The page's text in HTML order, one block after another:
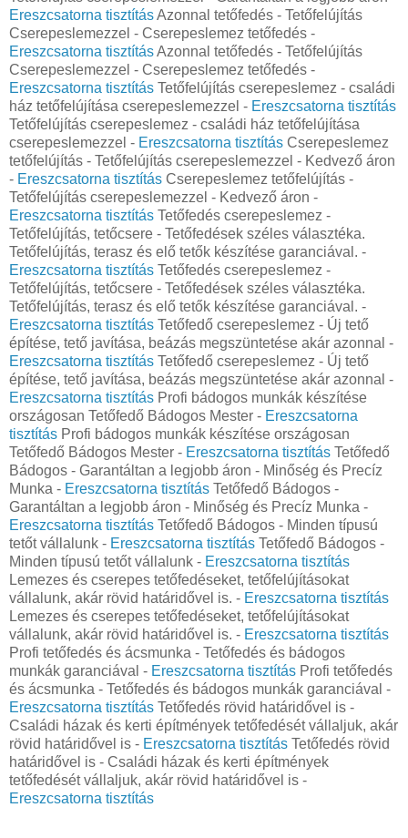
Ereszcsatorna tisztításAzonnal tetőfedés - Tetőfelújítás
Cserepeslemezzel - Cserepeslemez tetőfedés -
Ereszcsatorna tisztításAzonnal tetőfedés - Tetőfelújítás
Cserepeslemezzel - Cserepeslemez tetőfedés -
Ereszcsatorna tisztítás Tetőfelújítás cserepeslemez - családi
ház tetőfelújítása cserepeslemezzel - Ereszcsatorna tisztítás
Tetőfelújítás cserepeslemez - családi ház tetőfelújítása
cserepeslemezzel - Ereszcsatorna tisztítás Cserepeslemez
tetőfelújítás - Tetőfelújítás cserepeslemezzel - Kedvező áron
- Ereszcsatorna tisztítás Cserepeslemez tetőfelújítás -
Tetőfelújítás cserepeslemezzel - Kedvező áron -
Ereszcsatorna tisztítás Tetőfedés cserepeslemez -
Tetőfelújítás, tetőcsere - Tetőfedések széles választéka.
Tetőfelújítás, terasz és elő tetők készítése garanciával. -
Ereszcsatorna tisztítás Tetőfedés cserepeslemez -
Tetőfelújítás, tetőcsere - Tetőfedések széles választéka.
Tetőfelújítás, terasz és elő tetők készítése garanciával. -
Ereszcsatorna tisztítás Tetőfedő cserepeslemez - Új tető
építése, tető javítása, beázás megszüntetése akár azonnal -
Ereszcsatorna tisztítás Tetőfedő cserepeslemez - Új tető
építése, tető javítása, beázás megszüntetése akár azonnal -
Ereszcsatorna tisztítás Profi bádogos munkák készítése
országosan Tetőfedő Bádogos Mester - Ereszcsatorna
tisztítás Profi bádogos munkák készítése országosan
Tetőfedő Bádogos Mester - Ereszcsatorna tisztítás Tetőfedő
Bádogos - Garantáltan a legjobb áron - Minőség és Precíz
Munka - Ereszcsatorna tisztítás Tetőfedő Bádogos -
Garantáltan a legjobb áron - Minőség és Precíz Munka -
Ereszcsatorna tisztítás Tetőfedő Bádogos - Minden típusú
tetőt vállalunk - Ereszcsatorna tisztítás Tetőfedő Bádogos -
Minden típusú tetőt vállalunk - Ereszcsatorna tisztítás
Lemezes és cserepes tetőfedéseket, tetőfelújításokat
vállalunk, akár rövid határidővel is. - Ereszcsatorna tisztítás
Lemezes és cserepes tetőfedéseket, tetőfelújításokat
vállalunk, akár rövid határidővel is. - Ereszcsatorna tisztítás
Profi tetőfedés és ácsmunka - Tetőfedés és bádogos
munkák garanciával - Ereszcsatorna tisztítás Profi tetőfedés
és ácsmunka - Tetőfedés és bádogos munkák garanciával -
Ereszcsatorna tisztítás Tetőfedés rövid határidővel is -
Családi házak és kerti építmények tetőfedését vállaljuk, akár
rövid határidővel is - Ereszcsatorna tisztítás Tetőfedés rövid
határidővel is - Családi házak és kerti építmények
tetőfedését vállaljuk, akár rövid határidővel is -
Ereszcsatorna tisztítás